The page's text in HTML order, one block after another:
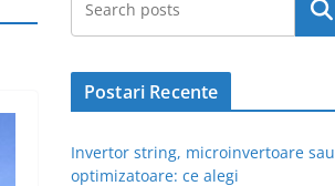
Caută
Postari Recente
Invertor string, microinvertoare sau
optimizatoare: ce alegi